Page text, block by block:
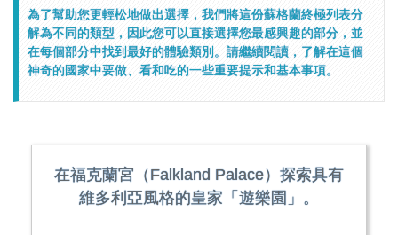
為了幫助您更輕松地做出選擇，我們將這份蘇格蘭終極列表分
解為不同的類型，因此您可以直接選擇您最感興趣的部分，並
在每個部分中找到最好的體驗類別。請繼續閱讀，了解在這個
神奇的國家中要做、看和吃的一些重要提示和基本事項。
在福克蘭宮（Falkland Palace）探索具有
維多利亞風格的皇家「遊樂園」。